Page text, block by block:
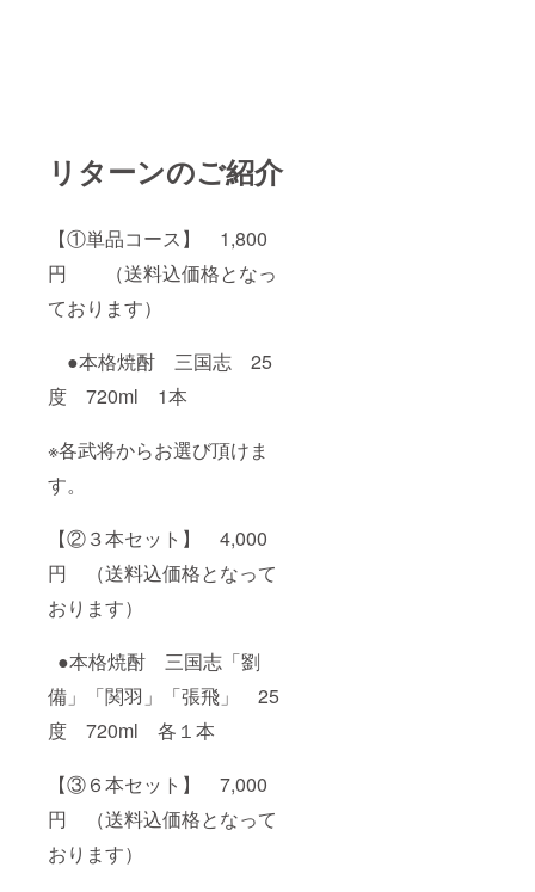
リターンのご紹介
【①単品コース】 1,800
円 （送料込価格となっ
ております）
●本格焼酎 三国志 25
度 720ml 1本
※各武将からお選び頂けま
す。
【②３本セット】 4,000
円 （送料込価格となって
おります）
●本格焼酎 三国志「劉
備」「関羽」「張飛」 25
度 720ml 各１本
【③６本セット】 7,000
円 （送料込価格となって
おります）